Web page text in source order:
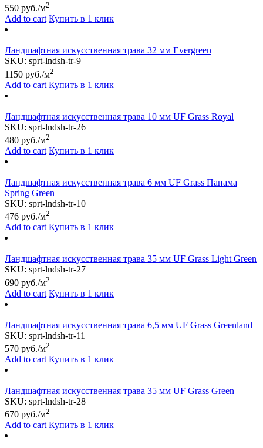
550 руб./м2
Add to cart Купить в 1 клик
Ландшафтная искусственная трава 32 мм Evergreen
SKU: sprt-lndsh-tr-9
1150 руб./м2
Add to cart Купить в 1 клик
Ландшафтная искусственная трава 10 мм UF Grass Royal
SKU: sprt-lndsh-tr-26
480 руб./м2
Add to cart Купить в 1 клик
Ландшафтная искусственная трава 6 мм UF Grass Панама
Spring Green
SKU: sprt-lndsh-tr-10
476 руб./м2
Add to cart Купить в 1 клик
Ландшафтная искусственная трава 35 мм UF Grass Light Green
SKU: sprt-lndsh-tr-27
690 руб./м2
Add to cart Купить в 1 клик
Ландшафтная искусственная трава 6,5 мм UF Grass Greenland
SKU: sprt-lndsh-tr-11
570 руб./м2
Add to cart Купить в 1 клик
Ландшафтная искусственная трава 35 мм UF Grass Green
SKU: sprt-lndsh-tr-28
670 руб./м2
Add to cart Купить в 1 клик